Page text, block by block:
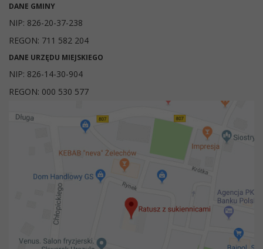
DANE GMINY
NIP: 826-20-37-238
REGON: 711 582 204
DANE URZĘDU MIEJSKIEGO
NIP: 826-14-30-904
REGON: 000 530 577